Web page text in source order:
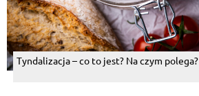
Tyndalizacja – co to jest? Na czym polega?